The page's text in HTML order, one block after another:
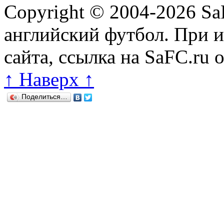
Copyright © 2004-2026
английский футбол. При
сайта, ссылка на SaFC.ru
↑ Наверх ↑
Поделиться…